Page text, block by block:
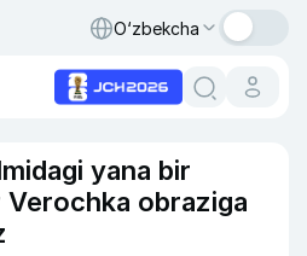
O‘zbekcha
yana bir
obraziga